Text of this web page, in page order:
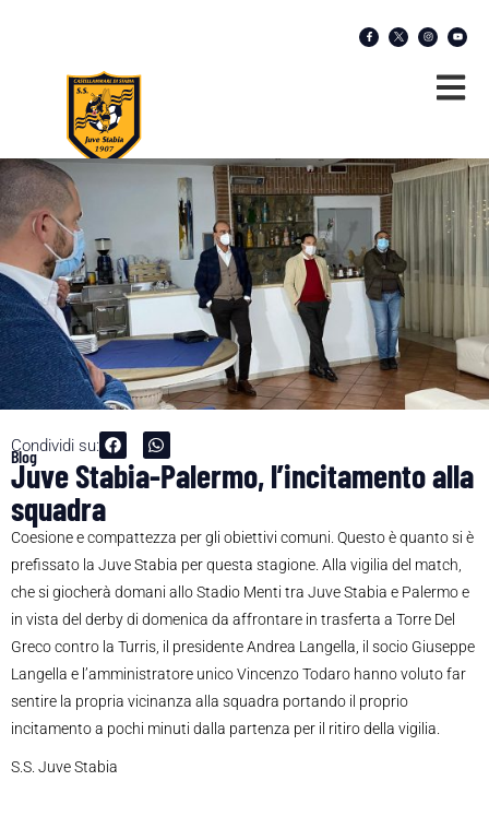
Condividi su:
Blog
Juve Stabia-Palermo, l’incitamento alla
squadra
Coesione e compattezza per gli obiettivi comuni. Questo è quanto si è
prefissato la Juve Stabia per questa stagione. Alla vigilia del match,
che si giocherà domani allo Stadio Menti tra Juve Stabia e Palermo e
in vista del derby di domenica da affrontare in trasferta a Torre Del
Greco contro la Turris, il presidente Andrea Langella, il socio Giuseppe
Langella e l’amministratore unico Vincenzo Todaro hanno voluto far
sentire la propria vicinanza alla squadra portando il proprio
incitamento a pochi minuti dalla partenza per il ritiro della vigilia.
S.S. Juve Stabia